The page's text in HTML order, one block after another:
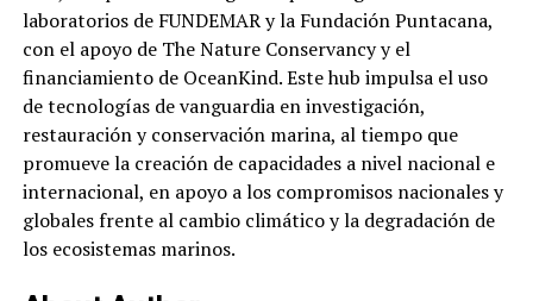
laboratorios de FUNDEMAR y la Fundación Puntacana,
con el apoyo de The Nature Conservancy y el
financiamiento de OceanKind. Este hub impulsa el uso
de tecnologías de vanguardia en investigación,
restauración y conservación marina, al tiempo que
promueve la creación de capacidades a nivel nacional e
internacional, en apoyo a los compromisos nacionales y
globales frente al cambio climático y la degradación de
los ecosistemas marinos.